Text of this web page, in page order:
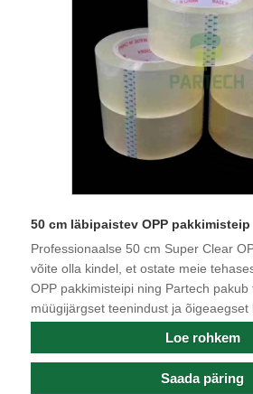
50 cm läbipaistev OPP pakkimisteip
Professionaalse 50 cm Super Clear
võite olla kindel, et ostate meie
OPP pakkimisteipi ning Partech pakub
müügijärgset teenindust ja õigeaegset
Loe rohkem
Saada päring